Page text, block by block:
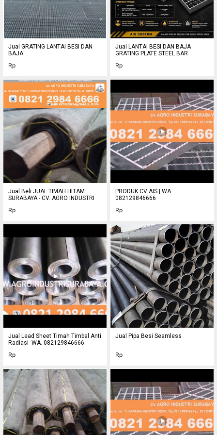
082129847777, 082129846666 EMAIL: industri2034@gmail.com
ROCKWOOL CSR BRADFORD INSULATION, GLASS WOOL,
ROOFMESH, ALUMUNIUM FOIL SINGGLE/
Jual GRATING LANTAI BESI DAN
BAJA
Rp
Jual LANTAI BESI DAN BAJA
GRATING PLATE STEEL BAR
Rp
Jual Beli JUAL TIMAH HITAM
SURABAYA - CV. AGRO INDUSTRI
Rp
PRODUK CV AIS | WA
082129846666
Rp
Jual Lead Sheet Timah Timbal Anti
Radiasi -WA. 082129846666
Rp
Jual Pipa Besi Seamless
Rp